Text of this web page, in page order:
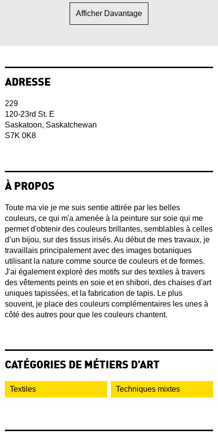
Afficher Davantage
ADRESSE
229
120-23rd St. E
Saskatoon, Saskatchewan
S7K 0K8
À PROPOS
Toute ma vie je me suis sentie attirée par les belles
couleurs, ce qui m'a amenée à la peinture sur soie qui me
permet d'obtenir des couleurs brillantes, semblables à celles
d’un bijou, sur des tissus irisés. Au début de mes travaux, je
travaillais principalement avec des images botaniques
utilisant la nature comme source de couleurs et de formes.
J'ai également exploré des motifs sur des textiles à travers
des vêtements peints en soie et en shibori, des chaises d'art
uniques tapissées, et la fabrication de tapis. Le plus
souvent, je place des couleurs complémentaires les unes à
côté des autres pour que les couleurs chantent.
CATÉGORIES DE MÉTIERS D’ART
Textiles Techniques mixtes